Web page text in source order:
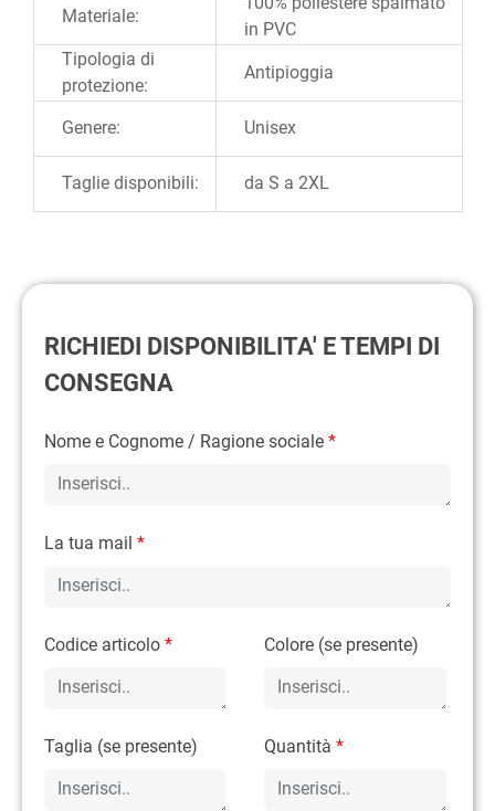
Materiale:
in PVC
Tipologia di
protezione:
Antipioggia
Genere: Unisex
Taglie disponibili: da S a 2XL
RICHIEDI DISPONIBILITA' E TEMPI DI
CONSEGNA
Nome e Cognome / Ragione sociale *
La tua mail *
Codice articolo * Colore (se presente)
Taglia (se presente) Quantità*